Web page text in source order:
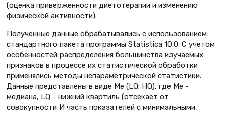
(оценка приверженности диетотерапии и изменению
физической активности).
Полученные данные обрабатывались с использованием
стандартного пакета программы Statistica 10.0. С учетом
особенностей распределения большинства изучаемых
признаков в процессе их статистической обработки
применялись методы непараметрической статистики.
Данные представлены в виде Me (LQ; HQ), где Me -
медиана, LQ - нижний квартиль (отсекает от
совокупности И часть показателей с минимальными